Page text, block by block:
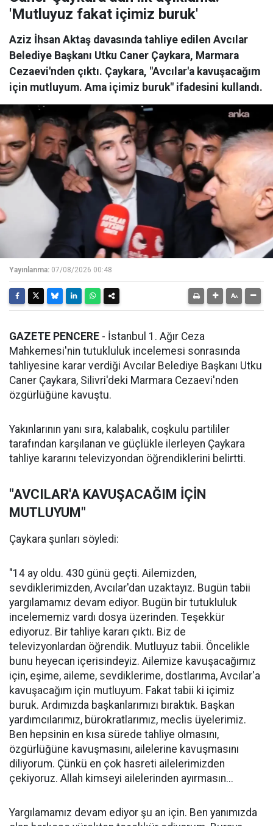
'Mutluyuz fakat içimiz buruk'
Aziz İhsan Aktaş davasında tahliye edilen Avcılar
Belediye Başkanı Utku Caner Çaykara, Marmara
Cezaevi'nden çıktı. Çaykara, "Avcılar'a kavuşacağım
için mutluyum. Ama içimiz buruk" ifadesini kullandı.
Yayınlanma: 07/08/2026 00:48
GAZETE PENCERE - İstanbul 1. Ağır Ceza
Mahkemesi'nin tutukluluk incelemesi sonrasında
tahliyesine karar verdiği Avcılar Belediye Başkanı Utku
Caner Çaykara, Silivri'deki Marmara Cezaevi'nden
özgürlüğüne kavuştu.
Yakınlarının yanı sıra, kalabalık, coşkulu partililer
tarafından karşılanan ve güçlükle ilerleyen Çaykara
tahliye kararını televizyondan öğrendiklerini belirtti.
"AVCILAR'A KAVUŞACAĞIM İÇİN
MUTLUYUM"
Çaykara şunları söyledi:
"14 ay oldu. 430 günü geçti. Ailemizden,
sevdiklerimizden, Avcılar'dan uzaktayız. Bugün tabii
yargılamamız devam ediyor. Bugün bir tutukluluk
incelememiz vardı dosya üzerinden. Teşekkür
ediyoruz. Bir tahliye kararı çıktı. Biz de
televizyonlardan öğrendik. Mutluyuz tabii. Öncelikle
bunu heyecan içerisindeyiz. Ailemize kavuşacağımız
için, eşime, aileme, sevdiklerime, dostlarıma, Avcılar'a
kavuşacağım için mutluyum. Fakat tabii ki içimiz
buruk. Ardımızda başkanlarımızı bıraktık. Başkan
yardımcılarımız, bürokratlarımız, meclis üyelerimiz.
Ben hepsinin en kısa sürede tahliye olmasını,
özgürlüğüne kavuşmasını, ailelerine kavuşmasını
diliyorum. Çünkü en çok hasreti ailelerimizden
çekiyoruz. Allah kimseyi ailelerinden ayırmasın...
Yargılamamız devam ediyor şu an için. Ben yanımızda